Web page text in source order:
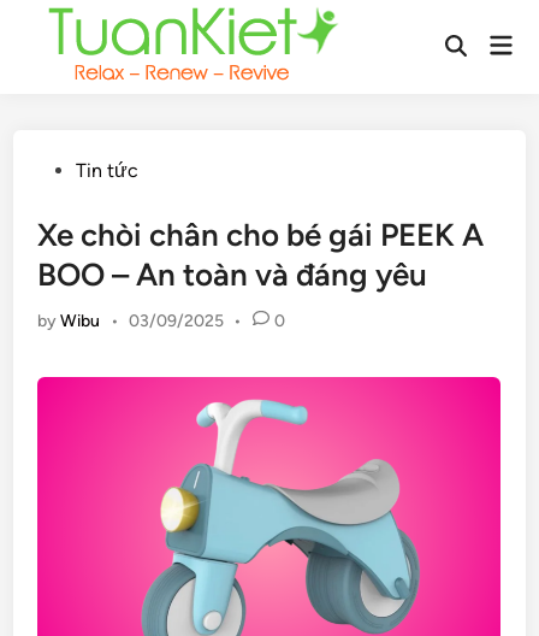
Open
PostedTin tức
Xe chòi chân cho bé gái PEEK A
BOO – An toàn và đáng yêu
byWibu • 03/09/2025 • 0